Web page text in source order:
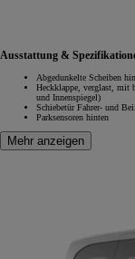
Ausstattung &
Abgedunkelte Scheiben
Heckklappe, verglast, mit
und Innenspiegel)
Schiebetür Fahrer- und
Parksensoren hinten
Mehr anzeigen